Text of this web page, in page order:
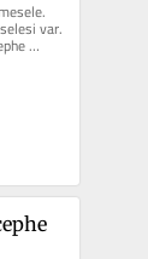
var.